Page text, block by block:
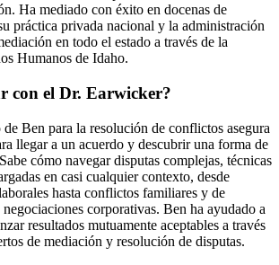
Ha mediado con éxito en docenas de
práctica privada nacional y la administración
en todo el estado a través de la
Humanos de Idaho.
con el Dr. Earwicker?
Ben para la resolución de conflictos asegura
llegar a un acuerdo y descubrir una forma de
cómo navegar disputas complejas, técnicas
en casi cualquier contexto, desde
hasta conflictos familiares y de
corporativas. Ben ha ayudado a
resultados mutuamente aceptables a través
de mediación y resolución de disputas.